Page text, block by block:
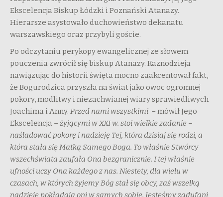
Ekscelencja Biskup Łódzki i Poznański Atanazy.
Hierarsze asystowało duchowieństwo dekanatu
warszawskiego oraz przybyli goście.
Po odczytaniu perykopy ewangelicznej ze słowem
pouczenia zwrócił się biskup Atanazy. Kaznodzieja
nawiązując do historii święta mocno zaakcentował fakt,
że Bogurodzica przyszła na świat jako owoc ogromnej
pokory, modlitwy i niezachwianej wiary sprawiedliwych
Joachima i Anny. Przed nami wszystkimi – mówił Jego
Ekscelencja – żyjącymi w XXI w. stoi wielkie zadanie –
naśladować pokorę i nadzieję Tej, która dzisiaj się rodzi, a
która stała się Matką Samego Boga. To właśnie Stwórcy
wszechświata zaufała Ona bezgranicznie. I tej właśnie
ufności uczy Ona każdego z nas. Niestety, dla wielu w
czasach, w których żyjemy Bóg stał się obcy, zaś wszelką
nadzieję pokładają oni w samych sobie. Jesteśmy zadufani